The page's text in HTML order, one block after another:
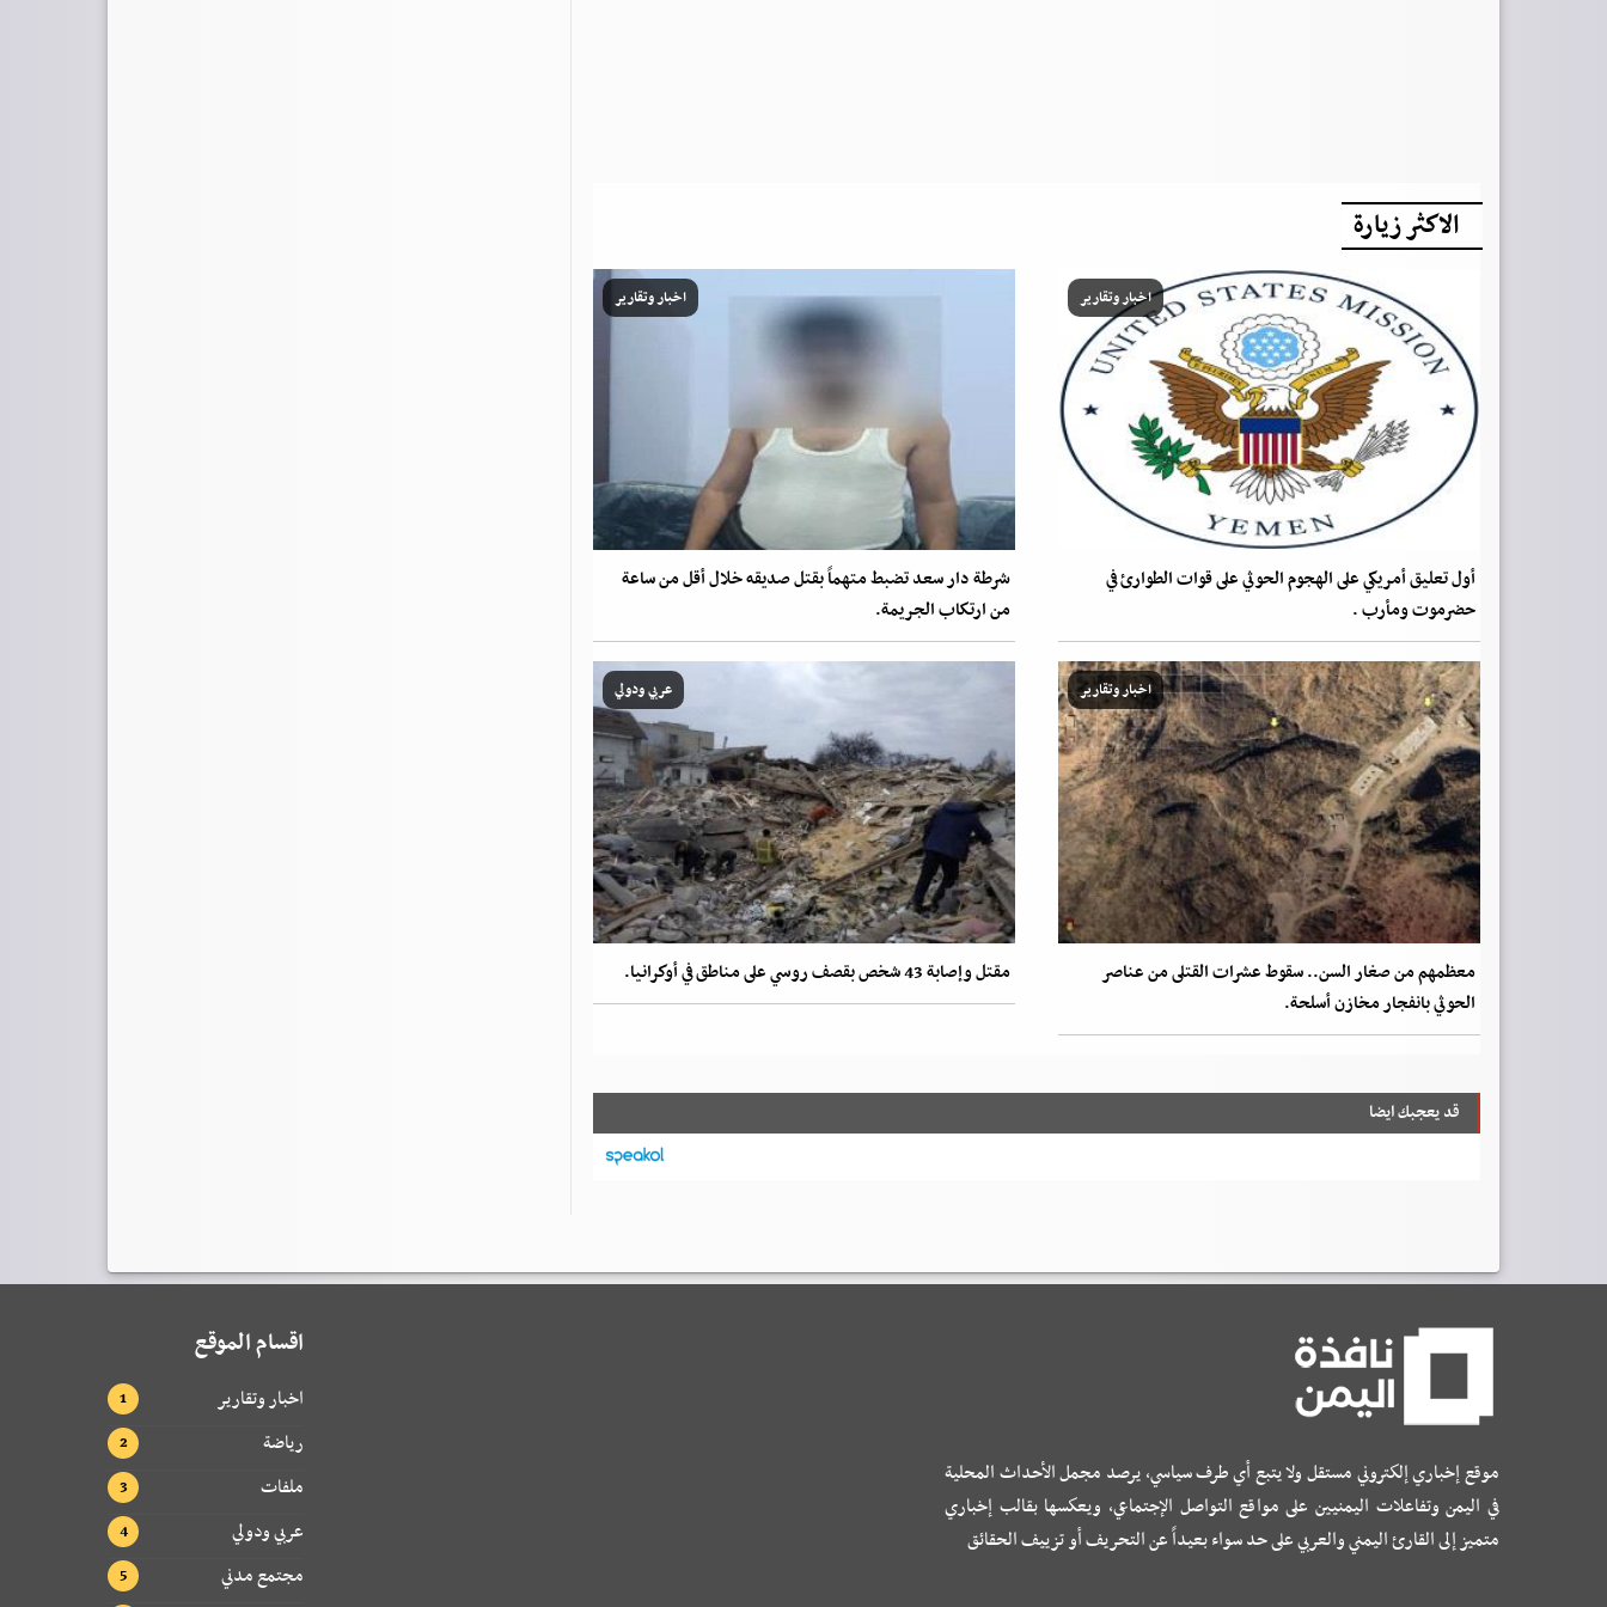
الاكثر زيارة
اخبار وتقارير
أول تعليق أمريكي على الهجوم الحوثي على قوات الطوارئ في
حضرموت ومأرب .
اخبار وتقارير
شرطة دار سعد تضبط متهماً بقتل صديقه خلال أقل من ساعة
من ارتكاب الجريمة.
اخبار وتقارير
معظمهم من صغار السن.. سقوط عشرات القتلى من عناصر
الحوثي بانفجار مخازن أسلحة.
عربي ودولي
مقتل وإصابة 43 شخص بقصف روسي على مناطق في أوكرانيا.
قد يعجبك ايضا
موقع إخباري إلكتروني مستقل ولا يتبع أي طرف سياسي، يرصد مجمل الأحداث المحلية
في اليمن وتفاعلات اليمنيين على مواقع التواصل الإجتماعي، ويعكسها بقالب إخباري
متميز إلى القارئ اليمني والعربي على حد سواء بعيداً عن التحريف أو تزييف الحقائق
اقسام الموقع
اخبار وتقارير
رياضة
ملفات
عربي ودولي
مجتمع مدني